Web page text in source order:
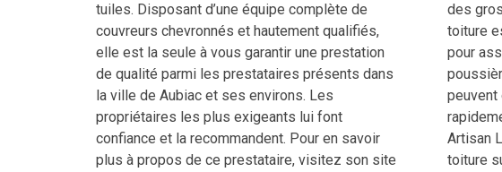
tuiles. Disposant d’une équipe complète de
couvreurs chevronnés et hautement qualifiés,
elle est la seule à vous garantir une prestation
de qualité parmi les prestataires présents dans
la ville de Aubiac et ses environs. Les
propriétaires les plus exigeants lui font
confiance et la recommandent. Pour en savoir
plus à propos de ce prestataire, visitez son site
des
toiture
pour
Artisan
toiture